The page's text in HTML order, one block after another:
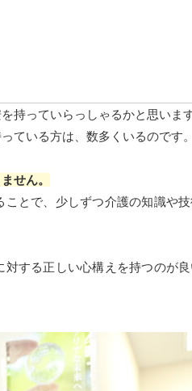
持っていらっしゃるかと思います
ている方は、数多くいるのです。
せん。
とで、少しずつ介護の知識や
する正しい心構えを持つのが良